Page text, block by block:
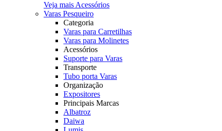
Veja mais Acessórios
Varas Pesqueiro
Categoria
Varas para Carretilhas
Varas para Molinetes
Acessórios
Suporte para Varas
Transporte
Tubo porta Varas
Organização
Expositores
Principais Marcas
Albatroz
Daiwa